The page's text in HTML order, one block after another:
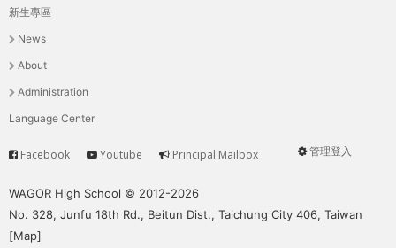
YOU
ON
PATH
TO
GLOBAL
主
選
單
新生專區
News
About
Administration
Language Center
User
管理登入
Service
Facebook Youtube Principal Mailbox
WAGOR High School © 2012-2026
No. 328, Junfu 18th Rd., Beitun Dist., Taichung City 406, Taiwan
[Map]